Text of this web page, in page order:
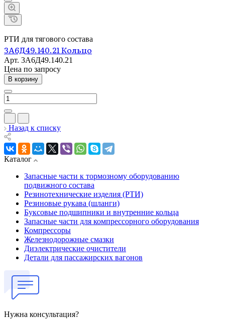
РТИ для тягового состава
3А6Д49.140.21 Кольцо
Арт. 3А6Д49.140.21
Цена по запросу
В корзину
Назад к списку
Каталог
Запасные части к тормозному оборудованию
подвижного состава
Резинотехнические изделия (РТИ)
Резиновые рукава (шланги)
Буксовые подшипники и внутренние кольца
Запасные части для компрессорного оборудования
Компрессоры
Железнодорожные смазки
Диэлектрические очистители
Детали для пассажирских вагонов
Нужна консультация?